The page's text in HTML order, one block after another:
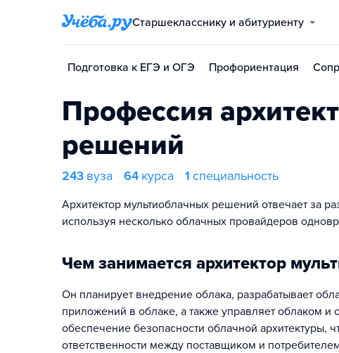
Старшекласснику и абитуриенту
Подготовка к ЕГЭ и ОГЭ Профориентация
Профессия
решений
243 вуза 64 курса 1 специальность
Архитектор мультиоблачных решений отвечает за
используя несколько облачных провайдеров
Чем занимается архитектор
Он планирует внедрение облака, разрабатывает
приложений в облаке, а также управляет облаком и
обеспечение безопасности облачной архитектуры,
ответственности между поставщиком и